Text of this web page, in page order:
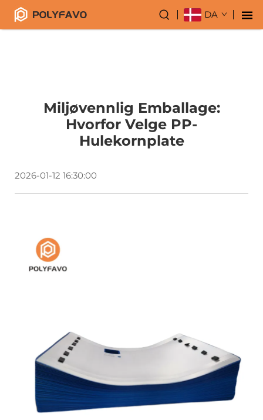
DA
Miljøvennlig Emballage:
Hvorfor Velge PP-
Hulekornplate
2026-01-12 16:30:00